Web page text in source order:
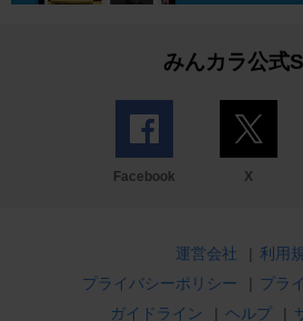
みんカラ公式
Facebook X
運営会社 | 利用
プライバシーポリシー
| プラ
ガイドライン
| ヘルプ |